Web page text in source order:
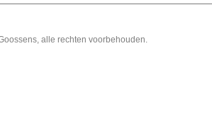
, alle rechten voorbehouden.